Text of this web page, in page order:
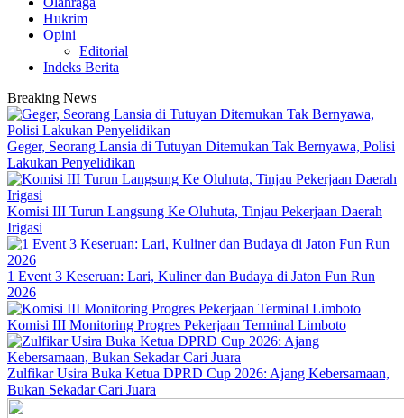
Hukrim
Opini
Editorial
Indeks Berita
Breaking News
Geger, Seorang Lansia di Tutuyan Ditemukan Tak Bernyawa, Polisi
Lakukan Penyelidikan
Komisi III Turun Langsung Ke Oluhuta, Tinjau Pekerjaan Daerah
Irigasi
1 Event 3 Keseruan: Lari, Kuliner dan Budaya di Jaton Fun Run
2026
Komisi III Monitoring Progres Pekerjaan Terminal Limboto
Zulfikar Usira Buka Ketua DPRD Cup 2026: Ajang Kebersamaan,
Bukan Sekadar Cari Juara